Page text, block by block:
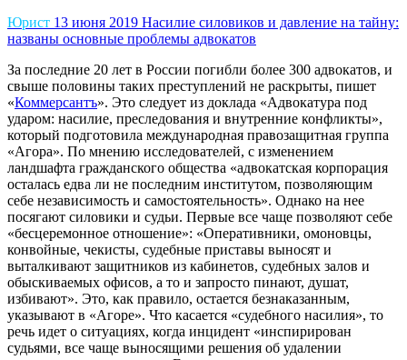
Юрист 13 июня 2019 Насилие силовиков и давление на тайну:
названы основные проблемы адвокатов
За последние 20 лет в России погибли более 300 адвокатов, и
свыше половины таких преступлений не раскрыты, пишет
«Коммерсантъ». Это следует из доклада «Адвокатура под
ударом: насилие, преследования и внутренние конфликты»,
который подготовила международная правозащитная группа
«Агора». По мнению исследователей, с изменением
ландшафта гражданского общества «адвокатская корпорация
осталась едва ли не последним институтом, позволяющим
себе независимость и самостоятельность». Однако на нее
посягают силовики и судьи. Первые все чаще позволяют себе
«бесцеремонное отношение»: «Оперативники, омоновцы,
конвойные, чекисты, судебные приставы выносят и
выталкивают защитников из кабинетов, судебных залов и
обыскиваемых офисов, а то и запросто пинают, душат,
избивают». Это, как правило, остается безнаказанным,
указывают в «Агоре». Что касается «судебного насилия», то
речь идет о ситуациях, когда инцидент «инспирирован
судьями, все чаще выносящими решения об удалении